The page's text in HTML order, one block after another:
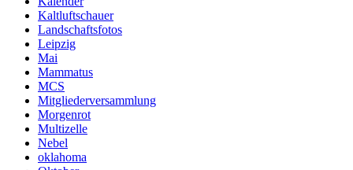
Kaltluftschauer
Landschaftsfotos
Leipzig
Mai
Mammatus
MCS
Mitgliederversammlung
Morgenrot
Multizelle
Nebel
oklahoma